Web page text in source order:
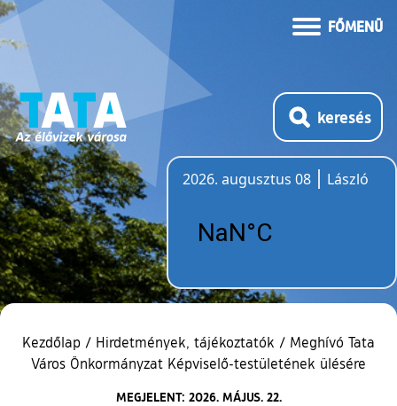
FŐMENÜ
keresés
2026. augusztus 08
László
Kezdőlap / Hirdetmények, tájékoztatók / Meghívó Tata
Város Önkormányzat Képviselő-testületének ülésére
MEGJELENT: 2026. MÁJUS. 22.